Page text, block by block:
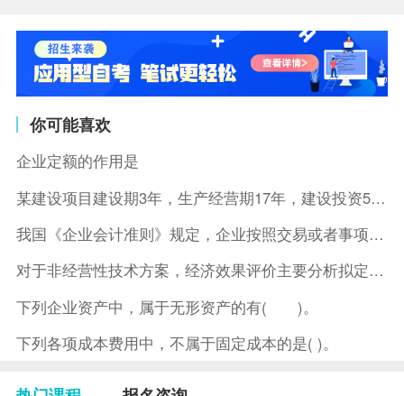
你可能喜欢
企业定额的作用是
某建设项目建设期3年，生产经营期17年，建设投资5500万元
我国《企业会计准则》规定，企业按照交易或者事项的经济特征确定
对于非经营性技术方案，经济效果评价主要分析拟定方案的( )。
下列企业资产中，属于无形资产的有( )。
下列各项成本费用中，不属于固定成本的是( )。